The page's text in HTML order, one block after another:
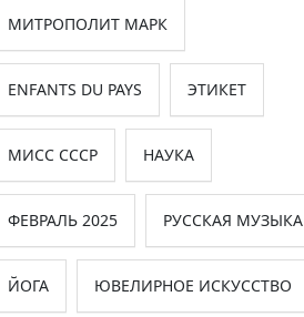
МИТРОПОЛИТ МАРК
ENFANTS DU PAYS ЭТИКЕТ
МИСС СССР НАУКА
ФЕВРАЛЬ 2025 РУССКАЯ МУЗЫКА
ЙОГА ЮВЕЛИРНОЕ ИСКУССТВО